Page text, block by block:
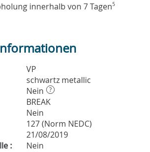
innerhalb von 7 Tagen5
VP
schwartz metallic
Nein ?
BREAK
Nein
127 (Norm NEDC)
21/08/2019
:
Nein